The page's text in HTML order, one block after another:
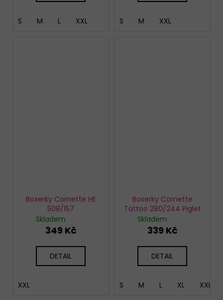
S M L XXL S M XXL
Boxerky Cornette HE
508/157
Skladem
349 Kč
DETAIL
XXL
Boxerky Cornette
Tattoo 280/244 Piglet
Skladem
339 Kč
DETAIL
S M L XL XXL